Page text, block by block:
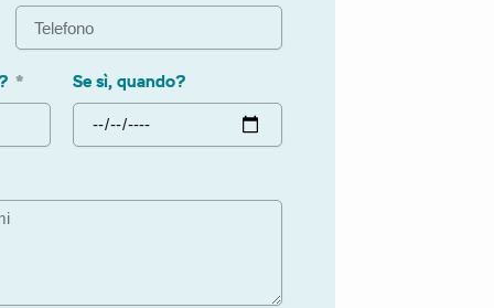
Se sì, quando?